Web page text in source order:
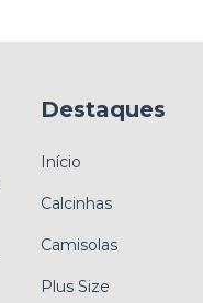
Destaques
Início
Calcinhas
Camisolas
Plus Size